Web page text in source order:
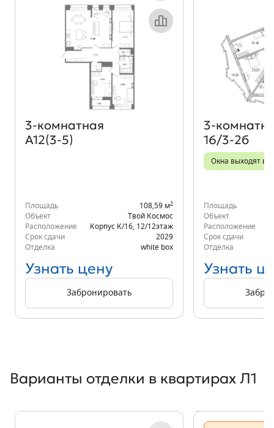
Объект месяца
3‑комнатная
А12(3-5)
Площадь 108,59 м2
Объект
Твой Космос
Расположение
Корпус К/16 12/12этаж
Срок сдачи
2029
Отделка
white box
Узнать цену
Забронировать
16/3-2б
Окна выходят во
Площадь
Объект
Расположение
Срок сдачи
Отделка
Узнать
Варианты отделки в квартирах Л1